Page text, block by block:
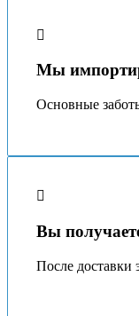
Мы
Основные
Вы
После доставки